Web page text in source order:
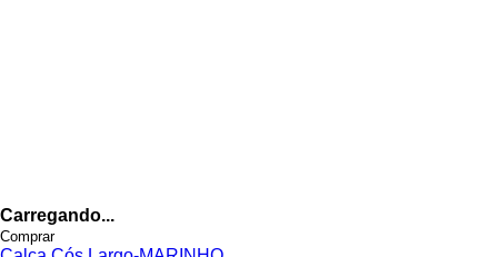
Carregando...
Comprar